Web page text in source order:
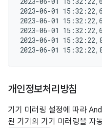
2023-06-01
2023-06-01
2023-06-01
2023-06-01
개인정보처리방침
기기 미러링 설정에 따라
된 기기의 기기 미러링을 자